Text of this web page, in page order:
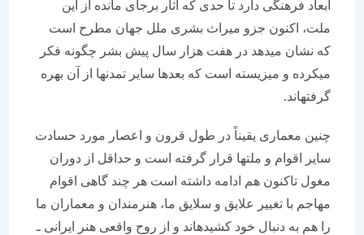
ابعاد فرهنگی دارد تا حدی كه آثار برجای مانده از این
ملت، اكنون جزو میراث بشری ملل جهان مطرح است
كه نشان می‏دهد در هفت هزار سال پیش بشر چگونه فكر
می‏كرده و می‏زیسته است كه بعدها سایر تمدن‏ها از آن بهره
گرفته‏اند.
چنین معماری یقیناً در طول قرون و اعصار مورد حسادت
سایر اقوام و ملت‏ها قرار گرفته است و حداقل از دوران
مغول تاكنون هم ادامه داشته است هر چند گاهی اقوام
مهاجم با تغییر علایق و سلایق ما، هنرمندان و معماران ما
را هم به دنبال خود كشیده‏اند و از روح واقعی هنر ایرانی ـ